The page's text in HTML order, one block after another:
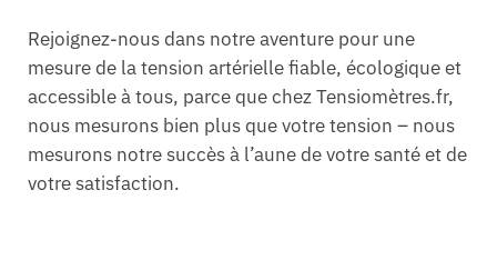
Rejoignez-nous dans notre aventure pour une
mesure de la tension artérielle fiable, écologique et
accessible à tous, parce que chez Tensiomètres.fr,
nous mesurons bien plus que votre tension – nous
mesurons notre succès à l’aune de votre santé et de
votre satisfaction.